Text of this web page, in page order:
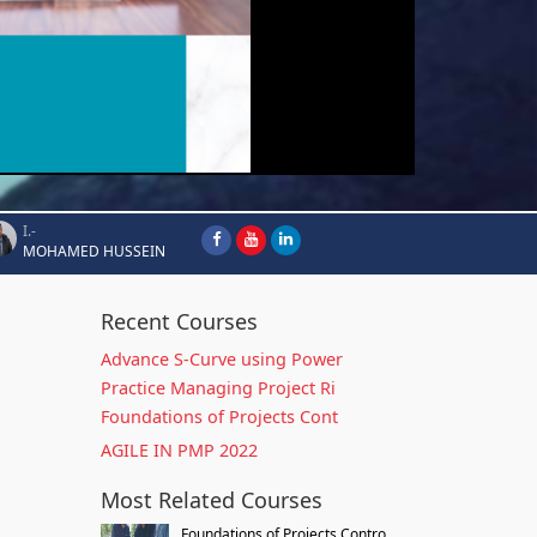
I.-
MOHAMED HUSSEIN
Recent Courses
Advance S-Curve using Power
Practice Managing Project Ri
Foundations of Projects Cont
AGILE IN PMP 2022
Most Related Courses